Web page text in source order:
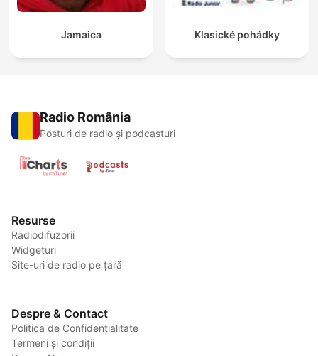
Jamaica Klasické pohádky
Radio România
Posturi de radio și podcasturi
Resurse
Radiodifuzorii
Widgeturi
Site-uri de radio pe țară
Despre & Contact
Politica de Confidențialitate
Termeni și condiții